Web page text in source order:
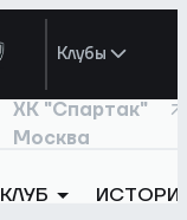
Клубы
ХК "Спартак"
Москва
КЛУБ